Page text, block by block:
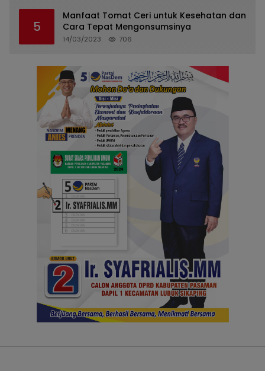
5
Manfaat Tomat Ceri untuk Kesehatan dan
Cara Tepat Mengonsumsinya
14/03/2023 706